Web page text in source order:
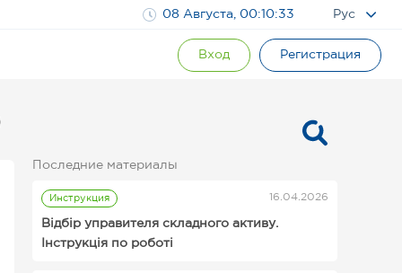
08 Августа, 00:10:34 Рус
Вход Регистрация
Последние материалы
Инструкция 16.04.2026
Відбір управителя складного активу.
Інструкція по роботі